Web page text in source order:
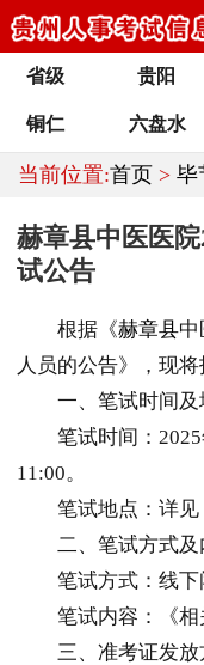
省级 贵阳
铜仁 六盘水
当前位置:首页 > 毕
赫章县中医医
试公告
根据《赫章县
人员的公告》，现
一、笔试时间及
笔试时间：2025
11:00。
笔试地点：详见
二、笔试方式及
笔试方式：线下
笔试内容：《相
三、准考证发放